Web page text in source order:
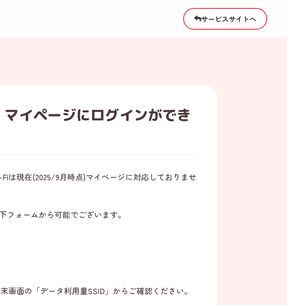
サービスサイトへ
イページにログインができ
は現在(2025/9月時点)マイページに対応しておりませ
フォームから可能でございます。
画面の「データ利用量SSID」からご確認ください。